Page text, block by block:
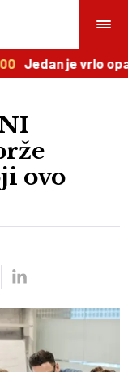
Jedan je vrlo
ovo